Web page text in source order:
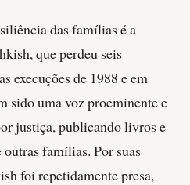
das famílias é a
que perdeu seis
execuções de 1988 e em
sido uma voz proeminente e
justiça, publicando livros e
famílias. Por suas
foi repetidamente presa,